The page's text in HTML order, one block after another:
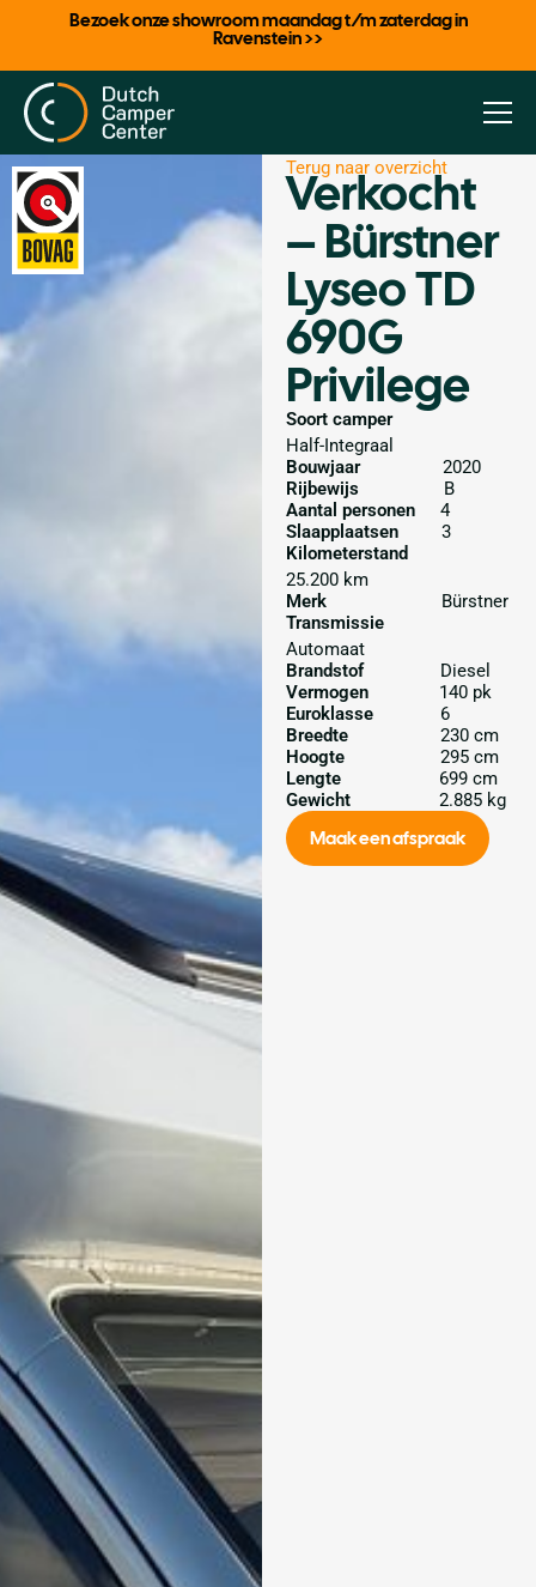
Bezoek onze showroom maandag t/m zaterdag in
Ravenstein >>
Terug naar overzicht
Verkocht
– Bürstner
Lyseo TD
690G
Privilege
Soort camper
Half-Integraal
Bouwjaar
2020
Rijbewijs
B
Aantal personen
4
Slaapplaatsen
3
Kilometerstand
25.200 km
Merk
Bürstner
Transmissie
Automaat
Brandstof
Diesel
Vermogen
140 pk
Euroklasse
6
Breedte
230 cm
Hoogte
295 cm
Lengte
699 cm
Gewicht
2.885 kg
Maak een afspraak